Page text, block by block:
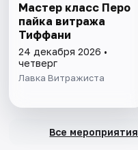
Мастер класс Перо
пайка витража
Тиффани
24 декабря 2026 •
четверг
Лавка Витражиста
Все